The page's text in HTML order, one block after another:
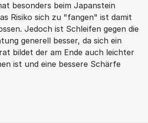
besonders beim Japanstein
Risiko sich zu "fangen" ist damit
Jedoch ist Schleifen gegen die
generell besser, da sich ein
bildet der am Ende auch leichter
ist und eine bessere Schärfe